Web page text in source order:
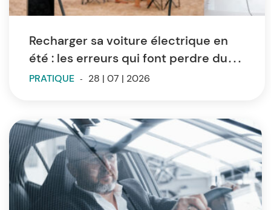
Recharger sa voiture électrique en
été : les erreurs qui font perdre du
temps et de l’autonomie
PRATIQUE - 28 | 07 | 2026